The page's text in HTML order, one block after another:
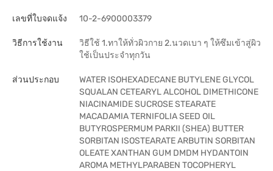
เลขที่ใบจดแจ้ง 10-2-6900003379
วิธีการใช้งาน
วิธีใช้ 1.ทาให้ทั่วผิวกาย 2.นวดเบา ๆ ให้ซึมเข้าสู่ผิว
ใช้เป็นประจำทุกวัน
ส่วนประกอบ
WATER ISOHEXADECANE BUTYLENE GLYCOL
SQUALAN CETEARYL ALCOHOL DIMETHICONE
NIACINAMIDE SUCROSE STEARATE
MACADAMIA TERNIFOLIA SEED OIL
BUTYROSPERMUM PARKII (SHEA) BUTTER
SORBITAN ISOSTEARATE ARBUTIN SORBITAN
OLEATE XANTHAN GUM DMDM HYDANTOIN
AROMA METHYLPARABEN TOCOPHERYL